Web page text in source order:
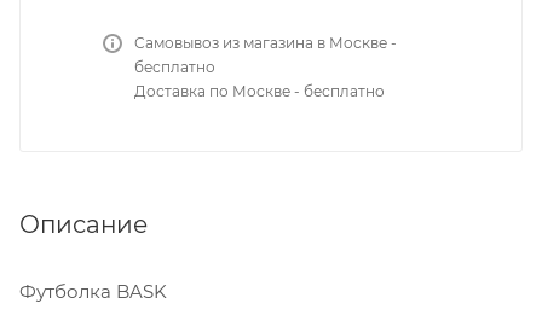
Самовывоз из магазина в Москве -
бесплатно
Доставка по Москве - бесплатно
Описание
Футболка BASK